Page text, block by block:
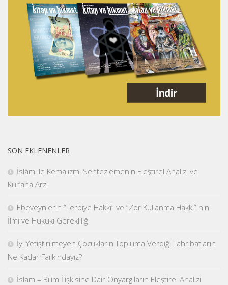
SON EKLENENLER
İslâm ile Kemalizmi Sentezlemenin Eleştirel Analizi ve
Kur’ana Arzı
Ebeveynlerin “Terbiye Hakkı” ve “Zor Kullanma Hakkı” nın
İlmi ve Hukuki Gerekliliği
İyi Yetiştirilmeyen Çocukların Topluma Verdiği Tahribatların
Ne Kadar Farkındayız?
İslam – Bilim İlişkisine Dair Önyargıların Eleştirel Analizi